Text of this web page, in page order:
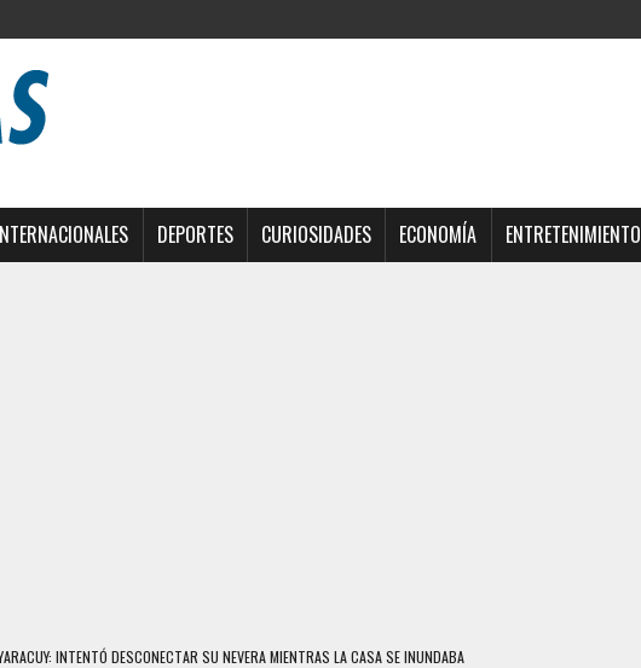
DEPORTES CURIOSIDADES ECONOMÍA ENTRETENIMIENTO
INTENTÓ DESCONECTAR SU NEVERA MIENTRAS LA CASA SE INUNDABA